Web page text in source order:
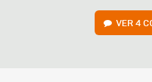
VER4